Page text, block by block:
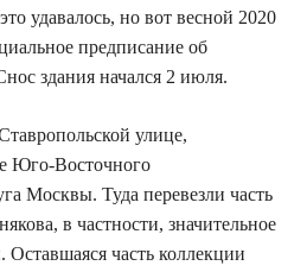
удавалось, но вот весной 2020
предписание об
здания начался 2 июля.
улице,
Юго-Восточного
Москвы. Туда перевезли часть
в частности, значительное
Оставшаяся часть коллекции